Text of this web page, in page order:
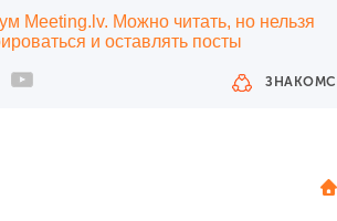
Meeting.lv. Можно читать, но нельзя
и оставлять посты